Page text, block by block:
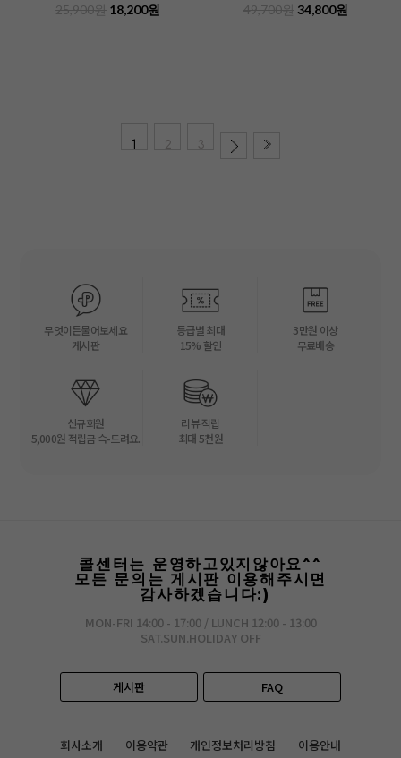
25,900원 18,200원 49,700원 34,800원
1 2 3
무엇이든물어보세요
게시판
등급별 최대
15% 할인
3만원 이상
무료배송
신규회원
5,000원 적립금 슥-드려요.
리뷰 적립
최대 5천원
콜센터는 운영하고있지않아요^^
모든 문의는 게시판 이용해주시면
감사하겠습니다:)
MON-FRI 14:00 - 17:00 / LUNCH 12:00 - 13:00
SAT.SUN.HOLIDAY OFF
게시판 FAQ
회사소개 이용약관 개인정보처리방침 이용안내